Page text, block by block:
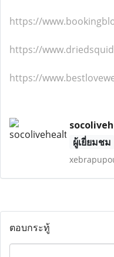
https://
https://
https://
ผู้เยี่ยมชม
ตอบกระทู้